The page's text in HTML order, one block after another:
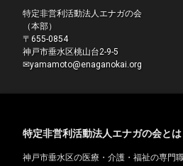
特定非営利活動法人エナガの会
（本部）
〒655-0854
神戸市垂水区桃山台2-9-5
✉yamamoto@enaganokai.org
特定非営利活動法人エナガの会とは
神戸市垂水区の医療・介護・福祉の専門